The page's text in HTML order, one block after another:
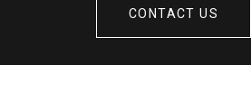
CONTACT US